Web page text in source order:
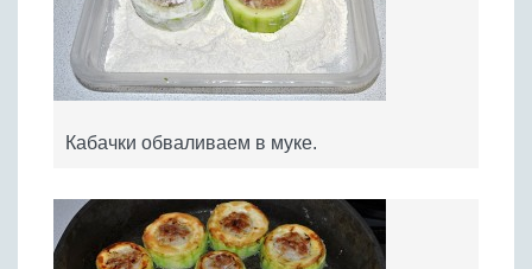
Кабачки обваливаем в муке.